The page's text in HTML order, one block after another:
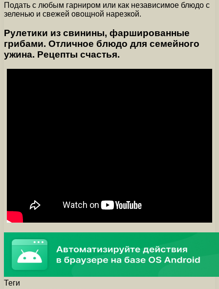
Подать с любым гарниром или как независимое блюдо с
зеленью и свежей овощной нарезкой.
Рулетики из свинины, фаршированные
грибами. Отличное блюдо для семейного
ужина. Рецепты счастья.
Теги